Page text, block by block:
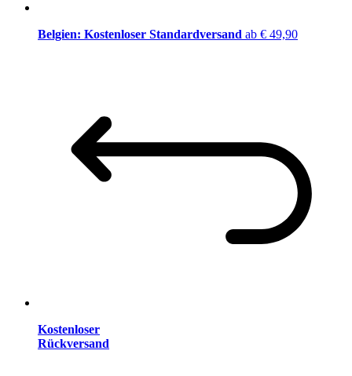
Belgien: Kostenloser Standardversand ab € 49,90
Kostenloser
Rückversand